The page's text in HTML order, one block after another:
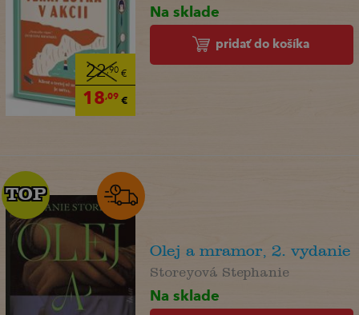
22,90€
18,09€
Na sklade
pridať do košíka
TOP
TOP
Olej a mramor, 2. vydanie
Storeyová Stephanie
Na sklade